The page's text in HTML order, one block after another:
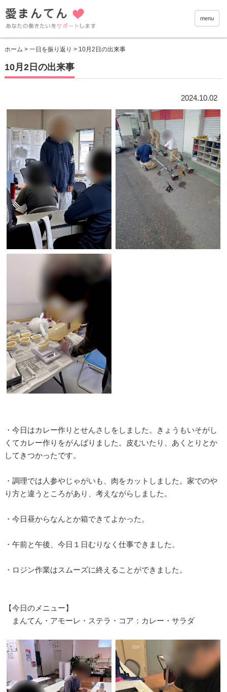
愛まん
menu
ホーム > 一日を振り返り > 10月2日の出来事
10月2日の出来事
2024.10.02
・今日はカレー作りとせんさしをしました。きょうもいそがし
くてカレー作りをがんばりました。皮むいたり、あくとりとか
してきつかったです。
・調理では人参やじゃがいも、肉をカットしました。家でのや
り方と違うところがあり、考えながらしました。
・今日昼からなんとか箱できてよかった。
・午前と午後、今日１日むりなく仕事できました。
・ロジン作業はスムーズに終えることができました。
【今日のメニュー】
まんてん・アモーレ・ステラ・コア：カレー・サラダ